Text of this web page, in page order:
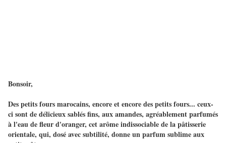
Bonsoir,
Des petits fours marocains, encore et encore des petits fours... ceux-
ci sont de délicieux sablés fins, aux amandes, agréablement parfumés
à l'eau de fleur d'oranger, cet arôme indissociable de la pâtisserie
orientale, qui, dosé avec subtilité, donne un parfum sublime aux